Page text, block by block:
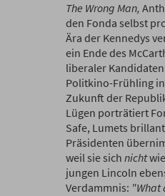
The Wrong Man,
den Fonda selbst
Ära der Kennedys
ein Ende des
liberaler
Politkino-Frühling
Zukunft der
Lügen porträtiert
Safe, Lumets
Präsidenten
weil sie sich nicht
jungen Lincoln
Verdammnis: "What